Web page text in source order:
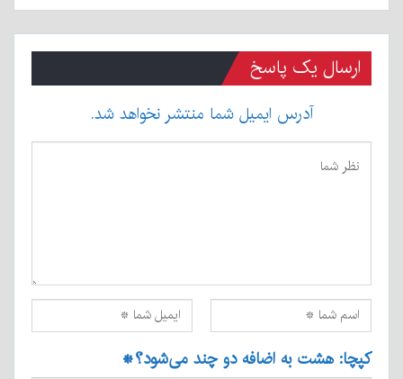
ارسال یک پاسخ
آدرس ایمیل شما منتشر نخواهد شد.
کپچا: هشت به اضافه دو چند می‌شود؟*